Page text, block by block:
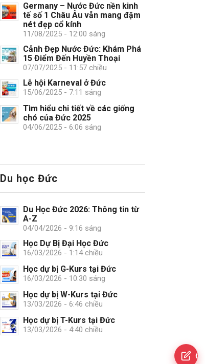
Germany – Nước Đức nền kinh
tế số 1 Châu Âu vẫn mang đậm
nét đẹp cổ kính
11/08/2025 - 12:00 sáng
Cảnh Đẹp Nước Đức: Khám Phá
15 Điểm Đến Huyền Thoại
07/07/2025 - 11:57 chiều
Lễ hội Karneval ở Đức
15/06/2025 - 7:11 sáng
Tìm hiểu chi tiết về các giống
chó của Đức 2025
04/06/2025 - 6:06 sáng
Du học Đức
Du Học Đức 2026: Thông tin từ
A-Z
04/04/2026 - 9:16 sáng
Học Dự Bị Đại Học Đức
16/03/2026 - 1:14 chiều
Học dự bị G-Kurs tại Đức
16/03/2026 - 10:30 sáng
Học dự bị W-Kurs tại Đức
13/03/2026 - 6:46 chiều
Học dự bị T-Kurs tại Đức
13/03/2026 - 4:40 chiều